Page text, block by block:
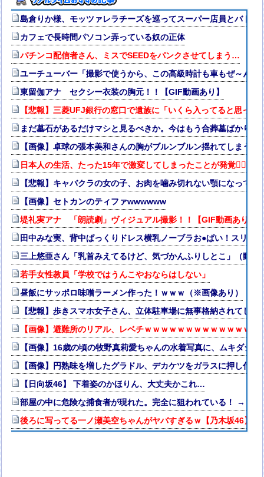
島倉りか様、モッツァレラチーズを巡ってスーパー店員とバトル
カフェで長時間パソコン弄っている奴の正体
パチンコ配信者さん、ミスでSEEDをパンクさせてしまう…
ユーチューバー「撮影で使うから、この高級時計も車もぜ～んぶ
東留伽アナ セクシー衣装の胸元！！【GIF動画あり】
【悲報】三菱UFJ銀行の窓口で遺族に「いくら入ってると思っ
まだ墓石があるだけマシと見るべきか。今はもう合葬墓ばかり
【画像】卓球の張本美和さんの胸がブルンブルン揺れてしまう
日本人の生活、たった15年で激変してしまったことが発覚🤦‍♂
【悲報】キャバクラの女の子、お肉を噛み切れない顎になってし
【画像】セトカンのティファwwwwww
堤礼実アナ 「朗読劇」ヴィジュアル撮影！！【GIF動画あり】
田中みな実、背中ぱっくりドレス横乳ノーブラお●ぱい！スリッ
三上悠亜さん「乳首みえてるけど、気づかんふりしとこ」（動画
若手女性教員「学校ではうんこやおならはしない」
昼飯にサッポロ味噌ラーメン作った！ｗｗｗ（※画像あり）
【悲報】歩きスマホ女子さん、立体駐車場に無事格納されてしま
【画像】避難所のリアル、レベチｗｗｗｗｗｗｗｗｗｗｗｗｗ
【画像】16歳の頃の牧野真莉愛ちゃんの水着写真に、ムキダシ
【画像】円熟味を増したグラドル、デカケツをガラスに押し付
【日向坂46】 下着姿のかほりん、大丈夫かこれ…
部屋の中に危険な捕食者が現れた。完全に狙われている！ → 襲
後ろに写ってる一ノ瀬美空ちゃんがヤバすぎるｗ【乃木坂46】